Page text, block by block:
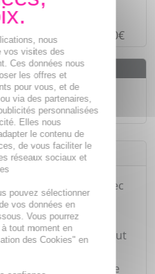
fraisà partir de 30€
55€
en 24h*
équilibrée avec
les
l'excès de sébum, tout
de votre peau.
de tiraillement : votre
nous
vos visites des
Ces données nous
les offres et
pour vous, et de
via des partenaires,
personnalisées
Elles nous
le contenu de
de vous faciliter le
réseaux sociaux et
pouvez sélectionner
vos données en
Vous pourrez
tout moment en
des Cookies" en